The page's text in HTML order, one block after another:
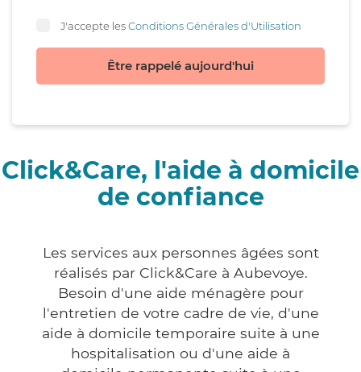
J'accepte lesConditions Générales d'Utilisation
Être rappelé aujourd'hui
Click&Care, l'aide à domicile
de confiance
Les services aux personnes âgées sont
réalisés par Click&Care à Aubevoye.
Besoin d'une aide ménagère pour
l'entretien de votre cadre de vie, d'une
aide à domicile temporaire suite à une
hospitalisation ou d'une aide à